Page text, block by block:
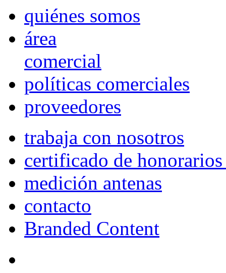
quiénes somos
área
comercial
políticas comerciales
proveedores
trabaja con nosotros
certificado de
medición antenas
contacto
Branded Content